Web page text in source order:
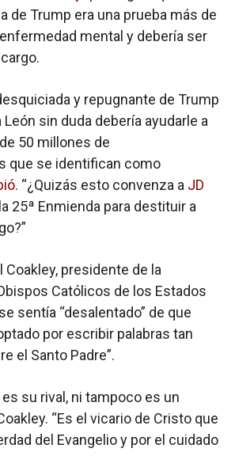
de Trump era una prueba más de
mental y debería ser
y repugnante de Trump
León sin duda debería ayudarle a
50 millones de
que se identifican como
. “¿Quizás esto convenza a JD
25ª Enmienda para destituir a
Coakley, presidente de la
Católicos de los Estados
sentía “desalentado” de que
por escribir palabras tan
el Santo Padre”.
es su rival, ni tampoco es un
“Es el vicario de Cristo que
del Evangelio y por el cuidado